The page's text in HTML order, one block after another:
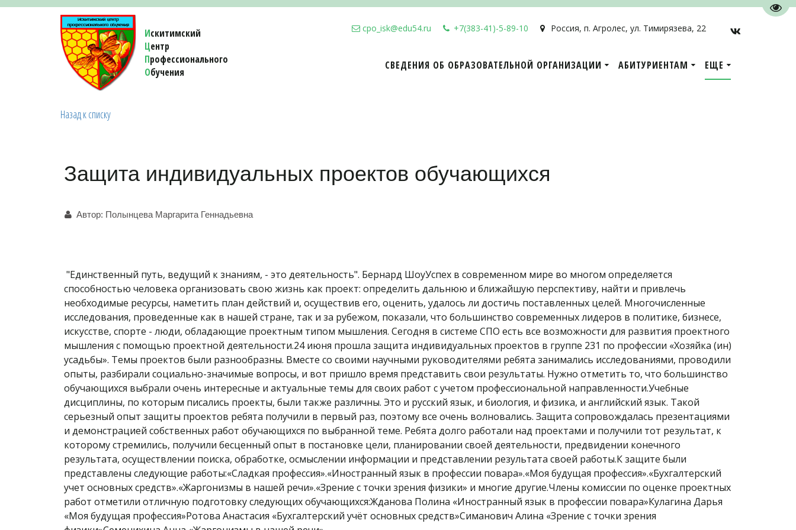
Искитимский
Центр
Профессионального
Обучения
Россия, п. Агролес, ул. Тимирязева, 22
+7(383-41)-5-89-10
cpo_isk@edu54.ru
СВЕДЕНИЯ ОБ ОБРАЗОВАТЕЛЬНОЙ ОРГАНИЗАЦИИ АБИТУРИЕНТАМ ЕЩЕ
Назад к списку
Защита индивидуальных проектов обучающихся
Автор: Полынцева Маргарита Геннадьевна
"Единственный путь, ведущий к знаниям, - это деятельность". Бернард ШоуУспех в современном мире во многом определяется
способностью человека организовать свою жизнь как проект: определить дальнюю и ближайшую перспективу, найти и привлечь
необходимые ресурсы, наметить план действий и, осуществив его, оценить, удалось ли достичь поставленных целей. Многочисленные
исследования, проведенные как в нашей стране, так и за рубежом, показали, что большинство современных лидеров в политике, бизнесе,
искусстве, спорте - люди, обладающие проектным типом мышления. Сегодня в системе СПО есть все возможности для развития проектного
мышления с помощью проектной деятельности.24 июня прошла защита индивидуальных проектов в группе 231 по профессии «Хозяйка (ин)
усадьбы». Темы проектов были разнообразны. Вместе со своими научными руководителями ребята занимались исследованиями, проводили
опыты, разбирали социально-значимые вопросы, и вот пришло время представить свои результаты. Нужно отметить то, что большинство
обучающихся выбрали очень интересные и актуальные темы для своих работ с учетом профессиональной направленности.Учебные
дисциплины, по которым писались проекты, были также различны. Это и русский язык, и биология, и физика, и английский язык. Такой
серьезный опыт защиты проектов ребята получили в первый раз, поэтому все очень волновались. Защита сопровождалась презентациями
и демонстрацией собственных работ обучающихся по выбранной теме. Ребята долго работали над проектами и получили тот результат, к
которому стремились, получили бесценный опыт в постановке цели, планировании своей деятельности, предвидении конечного
результата, осуществлении поиска, обработке, осмыслении информации и представлении результата своей работы.К защите были
представлены следующие работы:«Сладкая профессия».«Иностранный язык в профессии повара».«Моя будущая профессия».«Бухгалтерский
учет основных средств».«Жаргонизмы в нашей речи».«Зрение с точки зрения физики» и многие другие.Члены комиссии по оценке проектных
работ отметили отличную подготовку следующих обучающихся:Жданова Полина «Иностранный язык в профессии повара»Кулагина Дарья
«Моя будущая профессия»Ротова Анастасия «Бухгалтерский учёт основных средств»Симанович Алина «Зрение с точки зрения